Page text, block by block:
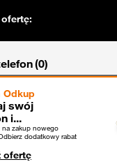
(0)
Odkup
swój
i...
na zakup nowego
dodatkowy rabat
ofertę